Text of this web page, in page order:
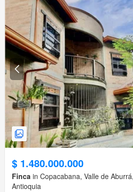
$ 1.480.000.000
Finca in Copacabana, Valle de
Antioquia